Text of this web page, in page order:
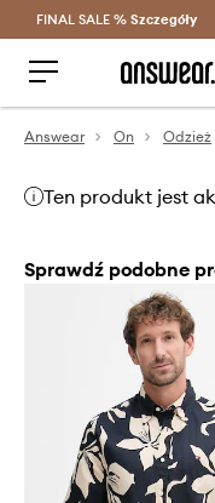
FINAL SALE % Szczegóły
Answear On Odzież
Ten produkt jest
Sprawdź podobne